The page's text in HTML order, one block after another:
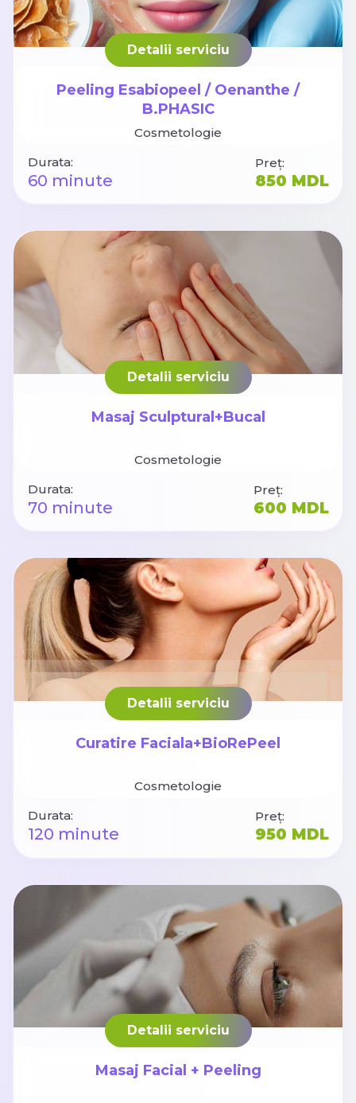
Detalii serviciu
Peeling Esabiopeel / Oenanthe /
B.PHASIC
Cosmetologie
Durata:
60 minute
Preț:
850 MDL
Detalii serviciu
Masaj Sculptural+Bucal
Cosmetologie
Durata:
70 minute
Preț:
600 MDL
Detalii serviciu
Curatire Faciala+BioRePeel
Cosmetologie
Durata:
120 minute
Preț:
950 MDL
Detalii serviciu
Masaj Facial + Peeling